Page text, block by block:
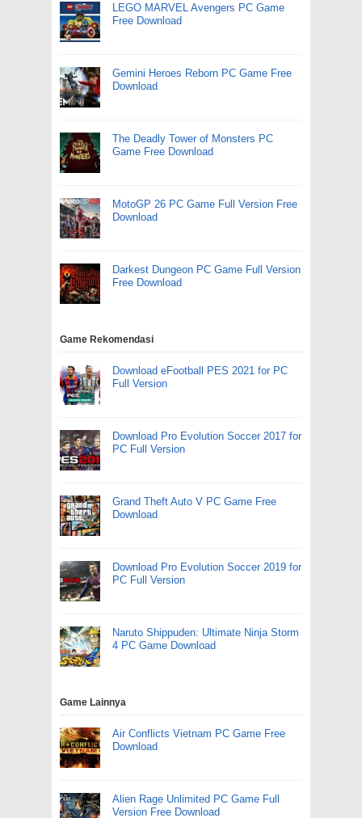
LEGO MARVEL Avengers PC Game
Free Download
Gemini Heroes Reborn PC Game Free
Download
The Deadly Tower of Monsters PC
Game Free Download
MotoGP 26 PC Game Full Version Free
Download
Darkest Dungeon PC Game Full Version
Free Download
Game Rekomendasi
Download eFootball PES 2021 for PC
Full Version
Download Pro Evolution Soccer 2017 for
PC Full Version
Grand Theft Auto V PC Game Free
Download
Download Pro Evolution Soccer 2019 for
PC Full Version
Naruto Shippuden: Ultimate Ninja Storm
4 PC Game Download
Game Lainnya
Air Conflicts Vietnam PC Game Free
Download
Alien Rage Unlimited PC Game Full
Version Free Download